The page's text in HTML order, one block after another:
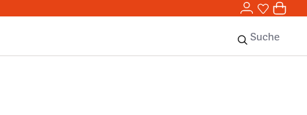
0,00
0
Suche